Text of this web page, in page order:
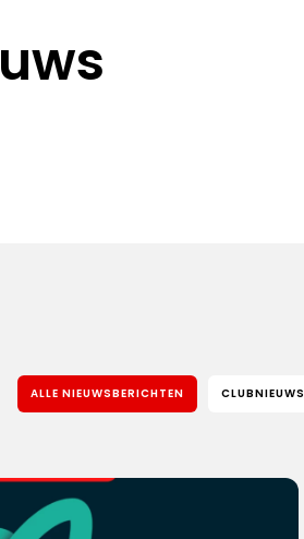
ALLE NIEUWSBERICHTEN CLUBNIEUWS